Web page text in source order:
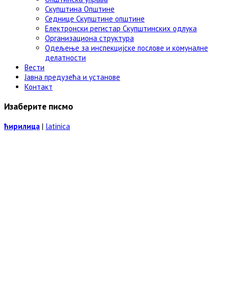
Скупштина Општине
Седнице Скупштине општине
Електронски регистар Скупштинских одлука
Организациона структура
Одељење за инспекцијске послове и комуналне
делатности
Вести
Јавна предузећа и установе
Контакт
Изаберите писмо
ћирилица | latinica